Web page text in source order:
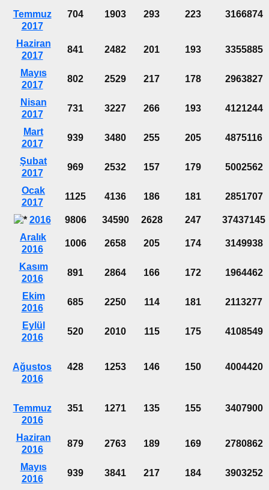
Temmuz
2017
704 1903 293 223 3166874
Haziran
2017
841 2482 201 193 3355885
Mayıs
2017
802 2529 217 178 2963827
Nisan
2017
731 3227 266 193 4121244
Mart
2017
939 3480 255 205 4875116
Şubat
2017
969 2532 157 179 5002562
Ocak
2017
1125 4136 186 181 2851707
2016 9806 34590 2628 247
37437145
Aralık
2016
1006 2658 205 174 3149938
Kasım
2016
891 2864 166 172 1964462
Ekim
2016
685 2250 114 181 2113277
Eylül
2016
520 2010 115 175 4108549
Ağustos
2016
428 1253 146 150 4004420
Temmuz
2016
351 1271 135 155 3407900
Haziran
2016
879 2763 189 169 2780862
Mayıs
2016
939 3841 217 184 3903252